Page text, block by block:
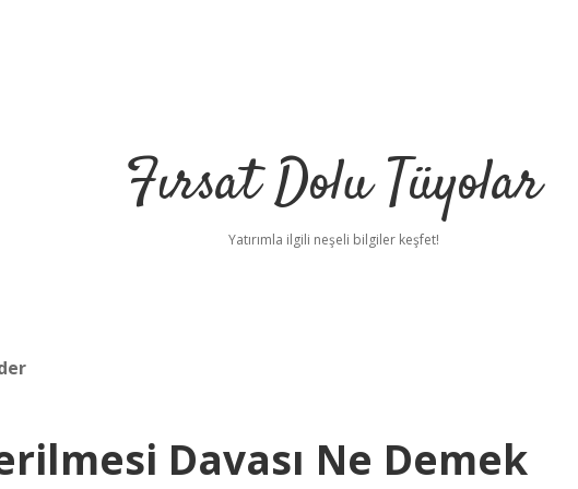
Fırsat Dolu Tüyolar
Yatırımla ilgili neşeli bilgiler keşfet!
Davası Ne Demek